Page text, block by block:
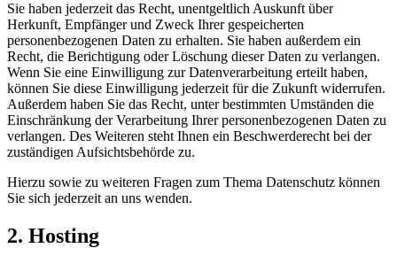
Sie haben jederzeit das Recht, unentgeltlich Auskunft über
Herkunft, Empfänger und Zweck Ihrer gespeicherten
personenbezogenen Daten zu erhalten. Sie haben außerdem ein
Recht, die Berichtigung oder Löschung dieser Daten zu verlangen.
Wenn Sie eine Einwilligung zur Datenverarbeitung erteilt haben,
können Sie diese Einwilligung jederzeit für die Zukunft widerrufen.
Außerdem haben Sie das Recht, unter bestimmten Umständen die
Einschränkung der Verarbeitung Ihrer personenbezogenen Daten zu
verlangen. Des Weiteren steht Ihnen ein Beschwerderecht bei der
zuständigen Aufsichtsbehörde zu.
Hierzu sowie zu weiteren Fragen zum Thema Datenschutz können
Sie sich jederzeit an uns wenden.
2. Hosting